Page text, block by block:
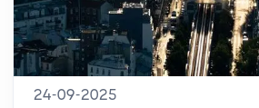
24-09-2025